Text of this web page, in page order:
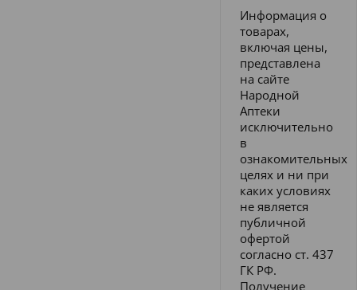
Информация о
товарах,
включая цены,
представлена
на сайте
Народной
Аптеки
исключительно
в
ознакомительных
целях и ни при
каких условиях
не является
публичной
офертой
согласно ст. 437
ГК РФ.
Получение